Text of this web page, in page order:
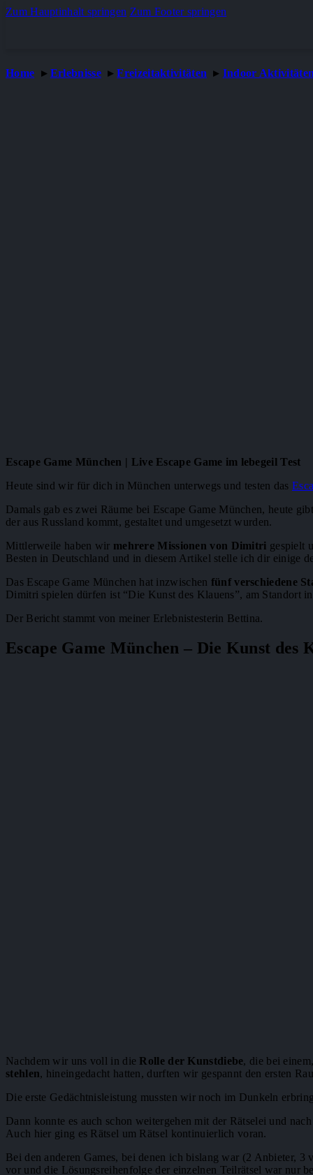
Zum Hauptinhalt springen Zum Footer springen
Home Erlebnisse Freizeitaktivitäten Indoor
Escape Game München | Live Escape Game im lebegeil Test
Heute sind wir für dich in München unterwegs und testen das
Damals gab es zwei Räume bei Escape Game München, heute
der aus Russland kommt, gestaltet und umgesetzt wurden.
Mittlerweile haben wir mehrere Missionen von Dimitri gespielt
Besten in Deutschland und in diesem Artikel stelle ich dir einige
Das Escape Game München hat inzwischen fünf verschiedene
Dimitri spielen dürfen ist “Die Kunst des Klauens”, am Standort
Der Bericht stammt von meiner Erlebnistesterin Bettina.
Escape Game München – Die Kunst des
Nachdem wir uns voll in die Rolle der Kunstdiebe, die bei
stehlen, hineingedacht hatten, durften wir gespannt den ersten
Die erste Gedächtnisleistung mussten wir noch im Dunkeln
Dann konnte es auch schon weitergehen mit der Rätselei und
Auch hier ging es Rätsel um Rätsel kontinuierlich voran.
Bei den anderen Games, bei denen ich bislang war (2 Anbieter,
vor und die Lösungsreihenfolge der einzelnen Teilrätsel war nur